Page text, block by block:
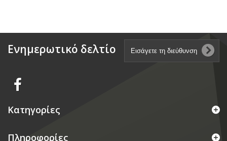
Ενημερωτικό δελτίο
Κατηγορίες
Πληροφορίες